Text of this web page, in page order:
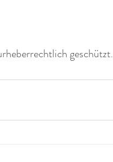
geschützt.